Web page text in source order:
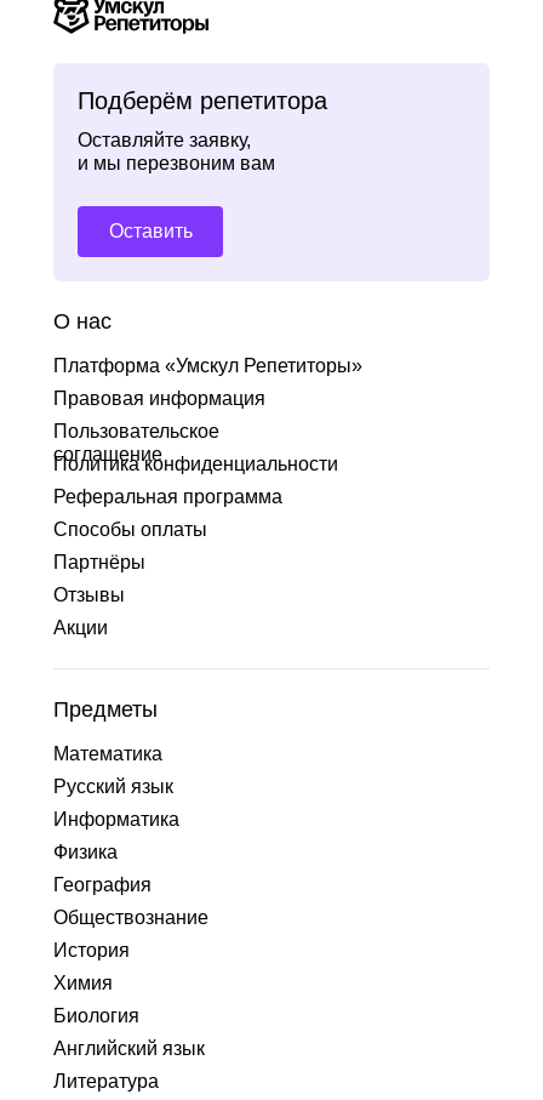
О нас
Платформа «Умскул Репетиторы»
Правовая информация
Пользовательское
соглашение
Политика конфиденциальности
Реферальная программа
Способы оплаты
Партнёры
Отзывы
Акции
Предметы
Математика
Русский язык
Информатика
Физика
География
Обществознание
История
Химия
Биология
Английский язык
Литература
Подберём репетитора
Оставляйте заявку,
и мы перезвоним вам
Оставить